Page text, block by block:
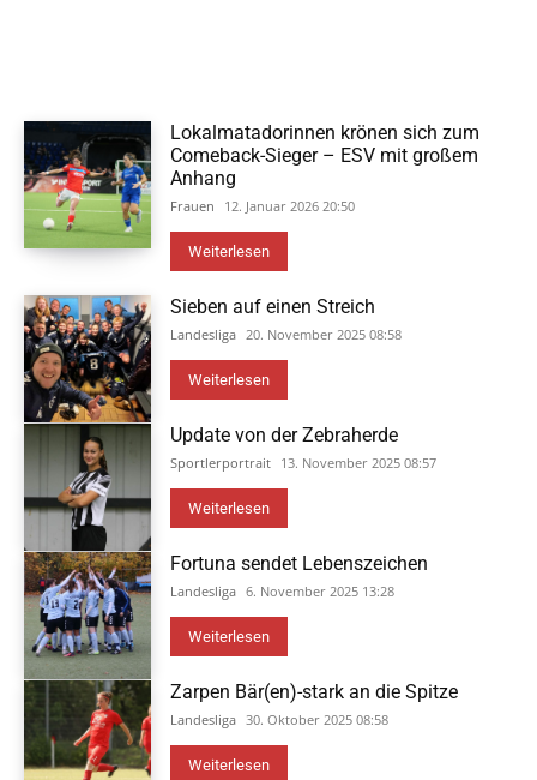
Lokalmatadorinnen krönen sich zum
Comeback-Sieger – ESV mit großem
Anhang
Frauen 12. Januar 2026 20:50
Weiterlesen
Sieben auf einen Streich
Landesliga 20. November 2025 08:58
Weiterlesen
Update von der Zebraherde
Sportlerportrait 13. November 2025 08:57
Weiterlesen
Fortuna sendet Lebenszeichen
Landesliga 6. November 2025 13:28
Weiterlesen
Zarpen Bär(en)-stark an die Spitze
Landesliga 30. Oktober 2025 08:58
Weiterlesen